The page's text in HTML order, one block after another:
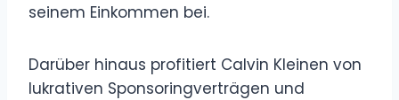
seinem Einkommen bei.
Darüber hinaus profitiert Calvin Kleinen von
lukrativen Sponsoringverträgen und